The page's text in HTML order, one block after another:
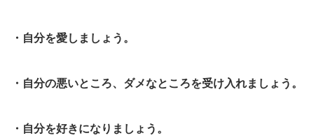
・自分を愛しましょう。
・自分の悪いところ、ダメなところを受け入れましょう。
・自分を好きになりましょう。